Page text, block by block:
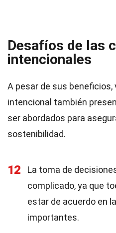
Desafíos de las
intencionales
A pesar de sus beneficios,
intencional también
ser abordados para
sostenibilidad.
12
La toma de
complicado, ya que
estar de acuerdo en
importantes.